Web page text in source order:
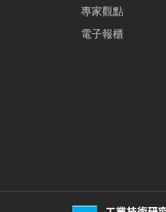
專家觀點
電子報櫃